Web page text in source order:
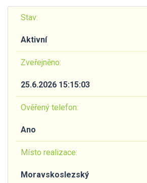
Stav:
Aktivní
Zveřejněno:
25.6.2026 15:15:03
Ověřený telefon:
Ano
Místo realizace:
Moravskoslezský